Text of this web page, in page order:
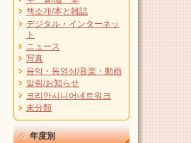
책소개/本と雑誌
デジタル・インターネッ
ト
ニュース
写真
음악・동영상/音楽・動画
알림/お知らせ
코리안시니어네트워크
未分類
年度別